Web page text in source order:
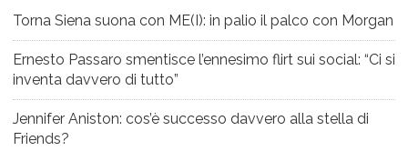
Torna Siena suona con ME(I): in palio il palco con Morgan
Ernesto Passaro smentisce l’ennesimo flirt sui social: “Ci si
inventa davvero di tutto”
Jennifer Aniston: cos’è successo davvero alla stella di
Friends?